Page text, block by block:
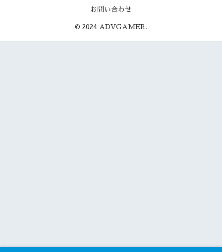
お問い合わせ
© 2024 ADVGAMER.